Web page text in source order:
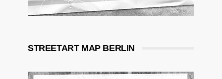
STREETART MAP BERLIN